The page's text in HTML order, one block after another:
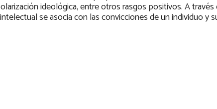
ideológica, entre otros rasgos positivos. A
se asocia con las convicciones de un individuo y